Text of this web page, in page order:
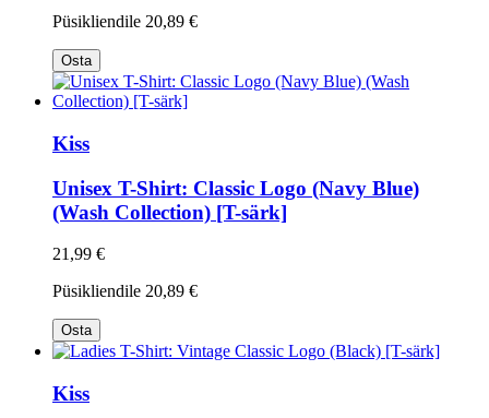
Püsikliendile 20,89 €
Osta
Kiss
Unisex T-Shirt: Classic Logo (Navy Blue)
(Wash Collection) [T-särk]
21,99 €
Püsikliendile 20,89 €
Osta
Kiss